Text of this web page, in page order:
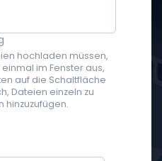
hochladen müssen,
im Fenster aus,
auf die Schaltfläche
Dateien einzeln zu
hinzuzufügen.